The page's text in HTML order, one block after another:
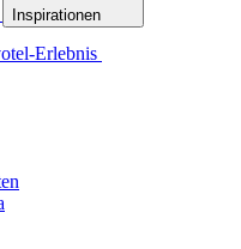
Inspirationen
Erlebnis